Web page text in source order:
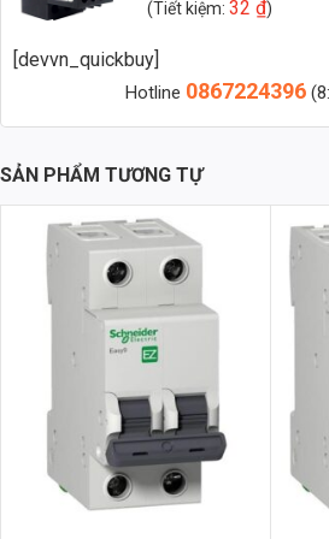
Model: HGT40K (28-40A)
Thời gian tác động:Có thể điều chỉnh
Nhiệt độ hoạt động:
Độ ẩm:95% RH
Tiêu chuẩn:IEC 60947-4-1
Nguyên lý hoạt động của Rơ le
Rơ le nhiệt HGT40K hoạt động dựa trên
kim loại. Khi dòng điện chạy qua động cơ
nhiệt độ của phần tử cảm nhiệt trong rơ le
(Tiết kiệm:32₫)
[devvn_quickbuy]
Hotline 0867224396
SẢN PHẨM TƯƠNG TỰ